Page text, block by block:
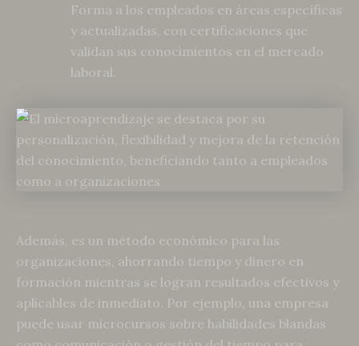
Forma a los empleados en áreas específicas
y actualizadas, con certificaciones que
validan sus conocimientos en el mercado
laboral.
Además, es un método económico para las
organizaciones, ahorrando tiempo y dinero en
formación mientras se logran resultados efectivos y
aplicables de inmediato. Por ejemplo, una empresa
puede usar microcursos sobre habilidades blandas